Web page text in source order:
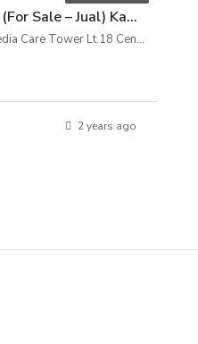
P3PIK-00000207-CI-J (For Sale – Jual) Kantor Ciputra International Tokopedia Care Tower Lt.18 Cengkareng, Jakarta Barat
Ciputra International Tokopedia Care Tower Lt.18 Cengkareng, Jakarta Barat
2 years ago